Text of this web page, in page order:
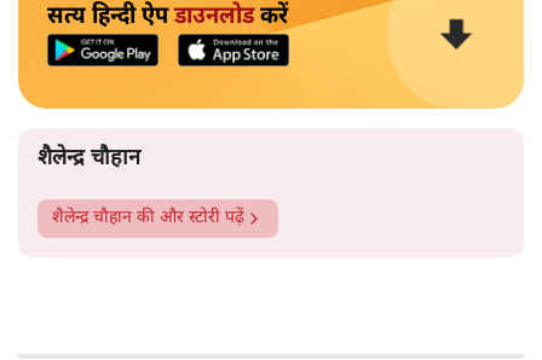
सत्य हिन्दी ऐपडाउनलोडकरें
शैलेन्द्र चौहान
शैलेन्द्र चौहान की और स्टोरी पढ़ें